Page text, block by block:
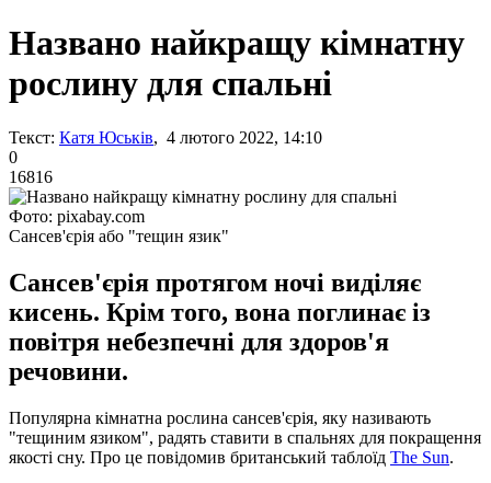
Названо найкращу кімнатну
рослину для спальні
Текст: Катя Юськів, 4 лютого 2022, 14:10
0
16816
Фото: pixabay.com
Сансев'єрія або "тещин язик"
Сансев'єрія протягом ночі виділяє
кисень. Крім того, вона поглинає із
повітря небезпечні для здоров'я
речовини.
Популярна кімнатна рослина сансев'єрія, яку називають
"тещиним язиком", радять ставити в спальнях для покращення
якості сну. Про це повідомив британський таблоїд The ​​Sun.